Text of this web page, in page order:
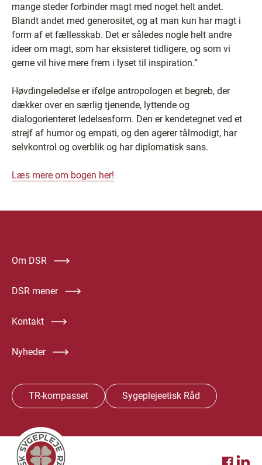
mange steder forbinder magt med noget helt andet.
Blandt andet med generositet, og at man kun har magt i
form af et fællesskab. Det er således nogle helt andre
ideer om magt, som har eksisteret tidligere, og som vi
gerne vil hive mere frem i lyset til inspiration.”
Høvdingeledelse er ifølge antropologen et begreb, der
dækker over en særlig tjenende, lyttende og
dialogorienteret ledelsesform. Den er kendetegnet ved et
strejf af humor og empati, og den agerer tålmodigt, har
selvkontrol og overblik og har diplomatisk sans.
Læs mere om bogen her!
Om DSR
DSR mener
Kontakt
Nyheder
TR-kompasset Sygeplejeetisk Råd